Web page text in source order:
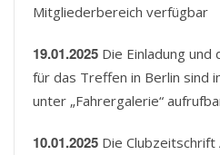
Mitgliederbereich verfügbar
19.01.2025 Die Einladung und
für das Treffen in Berlin sind
unter „Fahrergalerie“
10.01.2025 Die